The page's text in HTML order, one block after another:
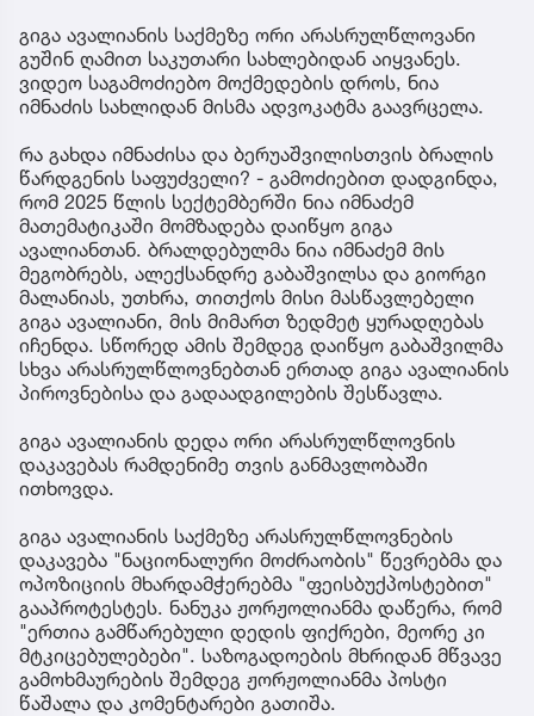
გიგა ავალიანის საქმეზე ორი არასრულწლოვანი
გუშინ ღამით საკუთარი სახლებიდან აიყვანეს.
ვიდეო საგამოძიებო მოქმედების დროს, ნია
იმნაძის სახლიდან მისმა ადვოკატმა გაავრცელა.
რა გახდა იმნაძისა და ბერუაშვილისთვის ბრალის
წარდგენის საფუძველი? - გამოძიებით დადგინდა,
რომ 2025 წლის სექტემბერში ნია იმნაძემ
მათემატიკაში მომზადება დაიწყო გიგა
ავალიანთან. ბრალდებულმა ნია იმნაძემ მის
მეგობრებს, ალექსანდრე გაბაშვილსა და გიორგი
მალანიას, უთხრა, თითქოს მისი მასწავლებელი
გიგა ავალიანი, მის მიმართ ზედმეტ ყურადღებას
იჩენდა. სწორედ ამის შემდეგ დაიწყო გაბაშვილმა
სხვა არასრულწლოვნებთან ერთად გიგა ავალიანის
პიროვნებისა და გადაადგილების შესწავლა.
გიგა ავალიანის დედა ორი არასრულწლოვნის
დაკავებას რამდენიმე თვის განმავლობაში
ითხოვდა.
გიგა ავალიანის საქმეზე არასრულწლოვნების
დაკავება "ნაციონალური მოძრაობის" წევრებმა და
ოპოზიციის მხარდამჭერებმა "ფეისბუქპოსტებით"
გააპროტესტეს. ნანუკა ჟორჟოლიანმა დაწერა, რომ
"ერთია გამწარებული დედის ფიქრები, მეორე კი
მტკიცებულებები". საზოგადოების მხრიდან მწვავე
გამოხმაურების შემდეგ ჟორჟოლიანმა პოსტი
წაშალა და კომენტარები გათიშა.